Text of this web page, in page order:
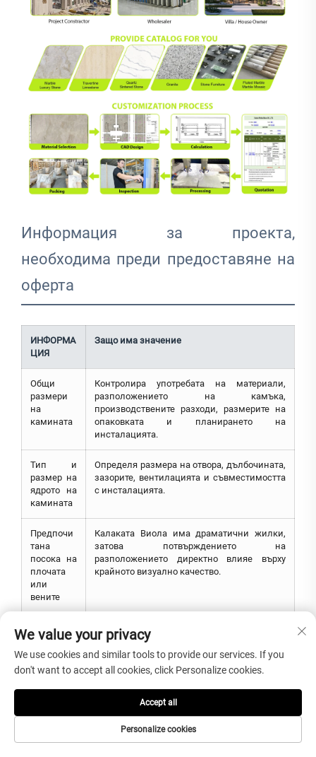
Информация за проекта,
необходима преди предоставяне на
оферта
ИНФОРМА
ЦИЯ
Защо има значение
Общи
размери
на
камината
Контролира употребата на материали,
разположението на камъка,
производствените разходи, размерите на
опаковката и планирането на
инсталацията.
Тип и
размер на
ядрото на
камината
Определя размера на отвора, дълбочината,
зазорите, вентилацията и съвместимостта
с инсталацията.
Предпочи
тана
посока на
плочата
или
вените
Калаката Виола има драматични жилки,
затова потвърждението на
разположението директно влияе върху
крайното визуално качество.
Изискван
е за
повърхнос
тна
Полирана, матова и гладка повърхност
създават различна яркост, текстура и
изисквания за поддръжка.
Помага за оценка на вътрешното/външното
подпората на пода и метода за фиксиране.
We value your privacy
We use cookies and similar tools to provide our services. If you
don't want to accept all cookies, click Personalize cookies.
Personalize cookies
Accept all